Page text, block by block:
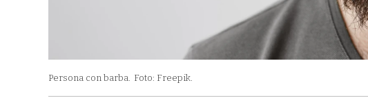
Persona con barba. Foto: Freepik.